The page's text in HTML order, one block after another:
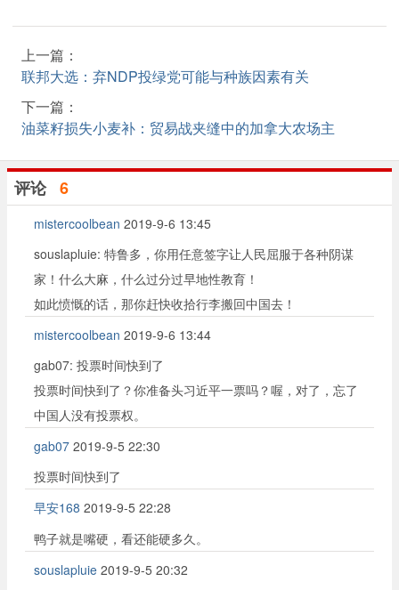
上一篇：
联邦大选：弃NDP投绿党可能与种族因素有关
下一篇：
油菜籽损失小麦补：贸易战夹缝中的加拿大农场主
评论 6
mistercoolbean 2019-9-6 13:45
souslapluie: 特鲁多，你用任意签字让人民屈服于各种阴谋
家！什么大麻，什么过分过早地性教育！
如此愤慨的话，那你赶快收拾行李搬回中国去！
mistercoolbean 2019-9-6 13:44
gab07: 投票时间快到了
投票时间快到了？你准备头习近平一票吗？喔，对了，忘了
中国人没有投票权。
gab07 2019-9-5 22:30
投票时间快到了
早安168 2019-9-5 22:28
鸭子就是嘴硬，看还能硬多久。
souslapluie 2019-9-5 20:32